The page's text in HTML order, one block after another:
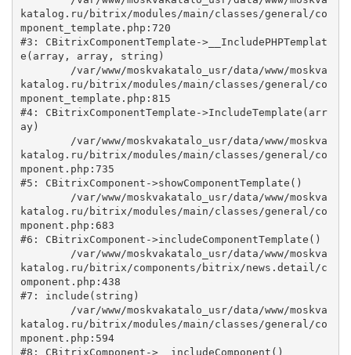
katalog.ru/bitrix/modules/main/classes/general/co
mponent_template.php:720
#3: CBitrixComponentTemplate->__IncludePHPTemplat
e(array, array, string)
katalog.ru/bitrix/modules/main/classes/general/co
mponent_template.php:815
#4: CBitrixComponentTemplate->IncludeTemplate(arr
ay)
katalog.ru/bitrix/modules/main/classes/general/co
mponent.php:735
#5: CBitrixComponent->showComponentTemplate()
katalog.ru/bitrix/modules/main/classes/general/co
mponent.php:683
#6: CBitrixComponent->includeComponentTemplate()
katalog.ru/bitrix/components/bitrix/news.detail/c
omponent.php:438
#7: include(string)
katalog.ru/bitrix/modules/main/classes/general/co
mponent.php:594
#8: CBitrixComponent->__includeComponent()